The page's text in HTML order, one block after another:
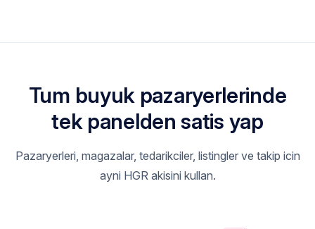
Tum buyuk pazaryerlerinde
tek panelden satis yap
Pazaryerleri, magazalar, tedarikciler, listingler ve takip icin
ayni HGR akisini kullan.